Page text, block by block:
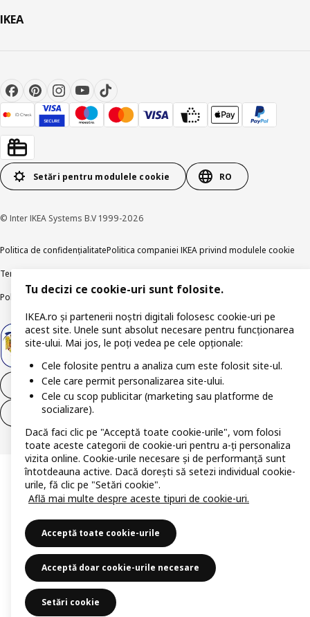
IKEA
Setări pentru modulele cookie RO
© Inter IKEA Systems B.V 1999-2026
Politica de confidențialitatePolitica companiei IKEA privind modulele cookie
Termeni și Condiții
Politica de publicare responsabilăAccesibilitatea digitală
Retrage-te din contract
Retrage-te din contract (servicii)
Tu decizi ce cookie-uri sunt folosite.
IKEA.ro și partenerii noștri digitali folosesc cookie-uri pe
acest site. Unele sunt absolut necesare pentru funcționarea
site-ului. Mai jos, le poți vedea pe cele opționale:
Cele folosite pentru a analiza cum este folosit site-ul.
Cele care permit personalizarea site-ului.
Cele cu scop publicitar (marketing sau platforme de
socializare).
Dacă faci clic pe "Acceptă toate cookie-urile", vom folosi
toate aceste categorii de cookie-uri pentru a-ți personaliza
vizita online. Cookie-urile necesare și de performanță sunt
întotdeauna active. Dacă dorești să setezi individual cookie-
urile, fă clic pe "Setări cookie".
Află mai multe despre aceste tipuri de cookie-uri.
Acceptă toate cookie-urile
Acceptă doar cookie-urile necesare
Setări cookie